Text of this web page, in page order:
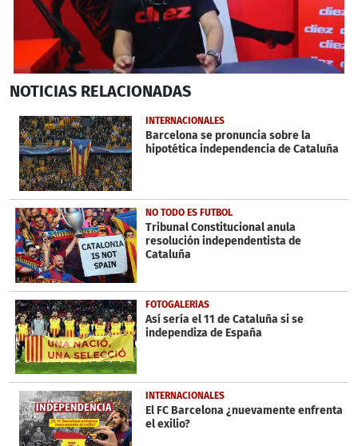
second
11
minutes,
57
seconds
NOTICIAS RELACIONADAS
INTERNACIONALES
Barcelona se pronuncia sobre la
hipotética independencia de Cataluña
NO TODO ES FUTBOL
Tribunal Constitucional anula
resolución independentista de
Cataluña
FOTOGALERÍAS
Así sería el 11 de Cataluña si se
independiza de España
INTERNACIONALES
El FC Barcelona ¿nuevamente enfrenta
el exilio?